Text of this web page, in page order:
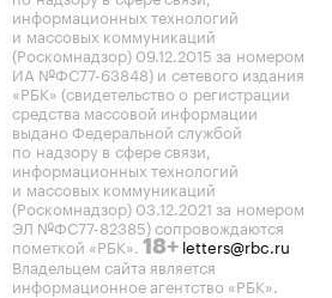
информационных технологий
и массовых коммуникаций
(Роскомнадзор) 09.12.2015 за номером
ИА №ФС77-63848) и сетевого издания
«РБК» (свидетельство о регистрации
средства массовой информации
выдано Федеральной службой
по надзору в сфере связи,
информационных технологий
и массовых коммуникаций
(Роскомнадзор) 03.12.2021 за номером
ЭЛ №ФС77-82385) сопровождаются
пометкой «РБК». 18+ letters@rbc.ru
Владельцем сайта является
информационное агентство «РБК».